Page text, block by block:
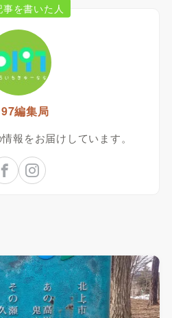
事を書いた人
編集局
報をお届けしています。